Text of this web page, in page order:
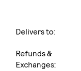
Delivers to:
Refunds &
Exchanges: